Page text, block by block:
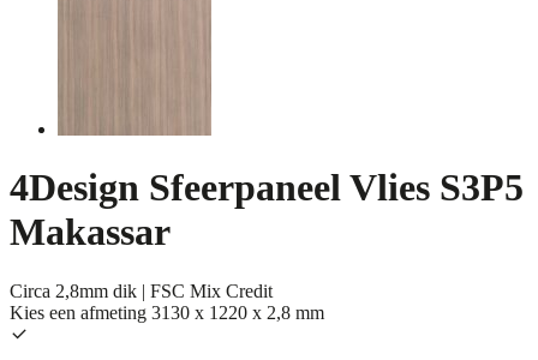
4Design Sfeerpaneel Vlies S3P5
Makassar
Circa 2,8mm dik | FSC Mix Credit
Kies een afmeting 3130 x 1220 x 2,8 mm